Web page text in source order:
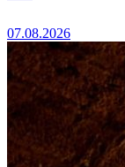
07.08.2026